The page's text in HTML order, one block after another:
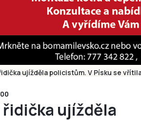
ujížděla policistům. V Písku se
ujížděla